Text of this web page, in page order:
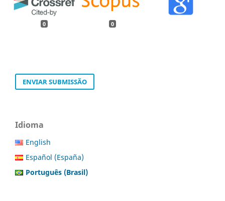
0 0
ENVIAR SUBMISSÃO
Idioma
English
Español (España)
Português (Brasil)